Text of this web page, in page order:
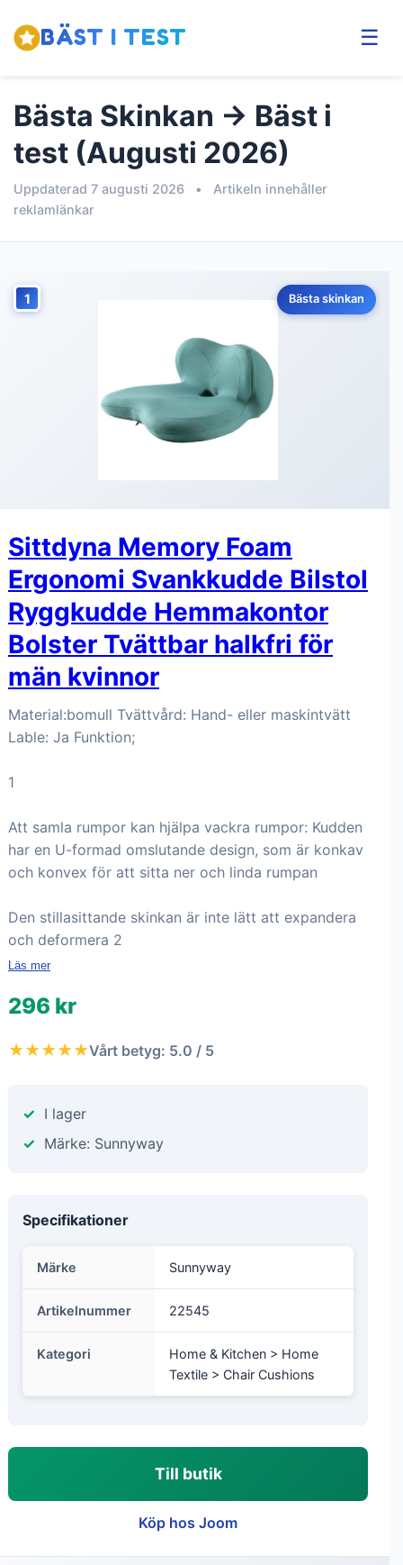
BÄST I TEST ☰
Bästa Skinkan → Bäst i
test (Augusti 2026)
Uppdaterad 7 augusti 2026 •
Artikeln innehåller
reklamlänkar
1 Bästa skinkan
Sittdyna Memory Foam
Ergonomi Svankkudde Bilstol
Ryggkudde Hemmakontor
Bolster Tvättbar halkfri för
män kvinnor
Material:bomull Tvättvård: Hand- eller maskintvätt
Lable: Ja Funktion;
1
Att samla rumpor kan hjälpa vackra rumpor: Kudden
har en U-formad omslutande design, som är konkav
och konvex för att sitta ner och linda rumpan
Den stillasittande skinkan är inte lätt att expandera
och deformera 2
Läs mer
296 kr
★★★★★Vårt betyg: 5.0 / 5
I lager
Märke: Sunnyway
Specifikationer
Märke Sunnyway
Artikelnummer 22545
Kategori
Home & Kitchen > Home
Textile > Chair Cushions
Till butik
Köp hos Joom